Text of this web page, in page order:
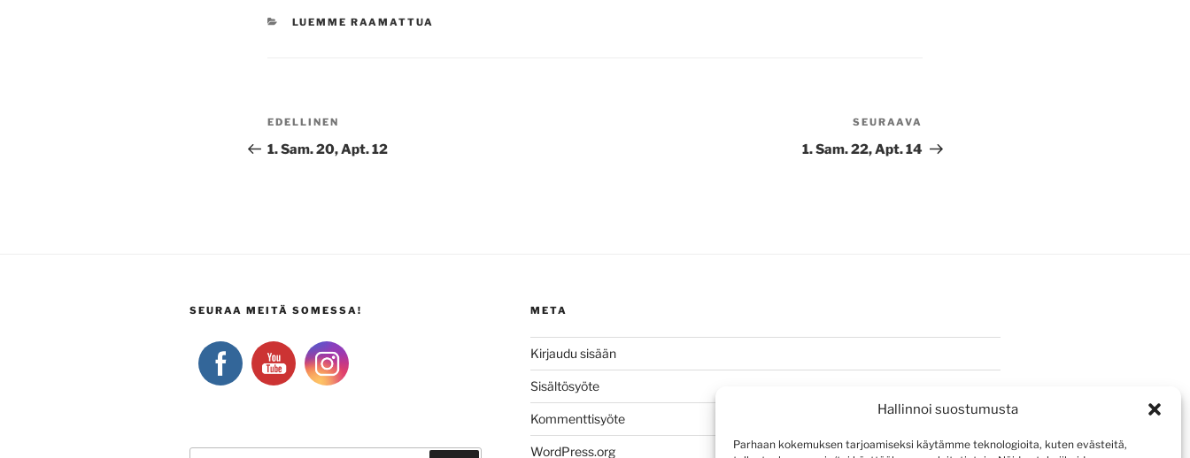
Hallinnoi suostumusta
Parhaan kokemuksen tarjoamiseksi käytämme teknologioita, kuten evästeitä,
KATEGORIAT
LUEMME RAAMATTUA
Artikkelien
selaus
Edellinen
artikkeli
EDELLINEN
1. Sam. 20, Apt. 12
artikkeli
SEURAAVA
1. Sam. 22, Apt. 14
SEURAA MEITÄ SOMESSA! META
Kirjaudu sisään
Sisältösyöte
Kommenttisyöte
WordPress.org